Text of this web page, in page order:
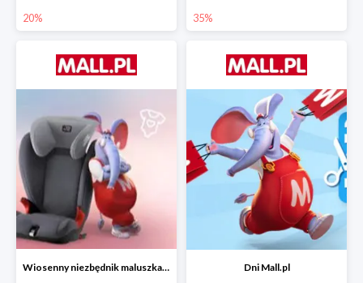
20% 35%
Wiosenny niezbędnik maluszka do -44% taniej Dni Mall.pl